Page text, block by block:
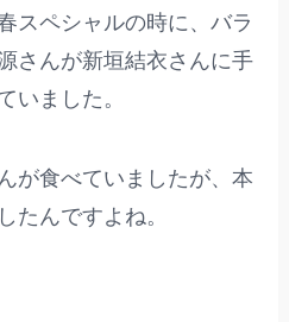
スペシャルの時に、バラ
さんが新垣結衣さんに手
いました。
が食べていましたが、本
たんですよね。